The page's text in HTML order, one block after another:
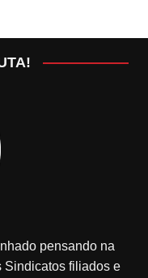
pensando na
Sindicatos filiados e